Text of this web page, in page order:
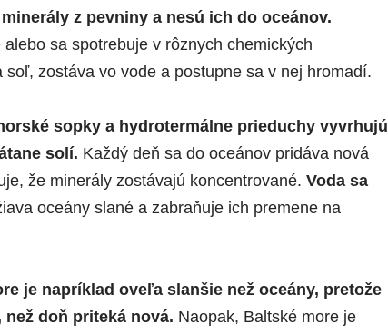
z pevniny a nesú ich do oceánov.
sa spotrebuje v rôznych chemických
zostáva vo vode a postupne sa v nej hromadí.
sopky a hydrotermálne prieduchy vyvrhujú
solí. Každý deň sa do oceánov pridáva nová
že minerály zostávajú koncentrované. Voda sa
oceány slané a zabraňuje ich premene na
je napríklad oveľa slanšie než oceány, pretože
doň priteká nová. Naopak, Baltské more je